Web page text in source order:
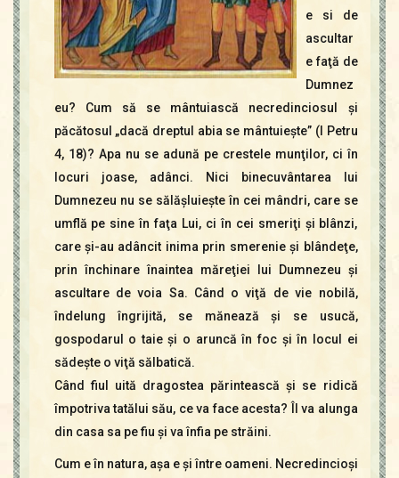
e si de
ascultar
e faţă de
Dumnez
eu? Cum să se mântuiască necredinciosul şi
păcătosul „dacă dreptul abia se mântuieşte” (I Petru
4, 18)? Apa nu se adună pe crestele munţilor, ci în
locuri joase, adânci. Nici binecuvântarea lui
Dumnezeu nu se sălăşluieşte în cei mândri, care se
umflă pe sine în faţa Lui, ci în cei smeriţi şi blânzi,
care şi-au adâncit inima prin smerenie şi blândeţe,
prin închinare înaintea măreţiei lui Dumnezeu şi
ascultare de voia Sa. Când o viţă de vie nobilă,
îndelung îngrijită, se mănează şi se usucă,
gospodarul o taie şi o aruncă în foc şi în locul ei
sădeşte o viţă sălbatică.
Când fiul uită dragostea părintească şi se ridică
împotriva tatălui său, ce va face acesta? Îl va alunga
din casa sa pe fiu şi va înfia pe străini.
Cum e în natura, aşa e şi între oameni. Necredincioşi